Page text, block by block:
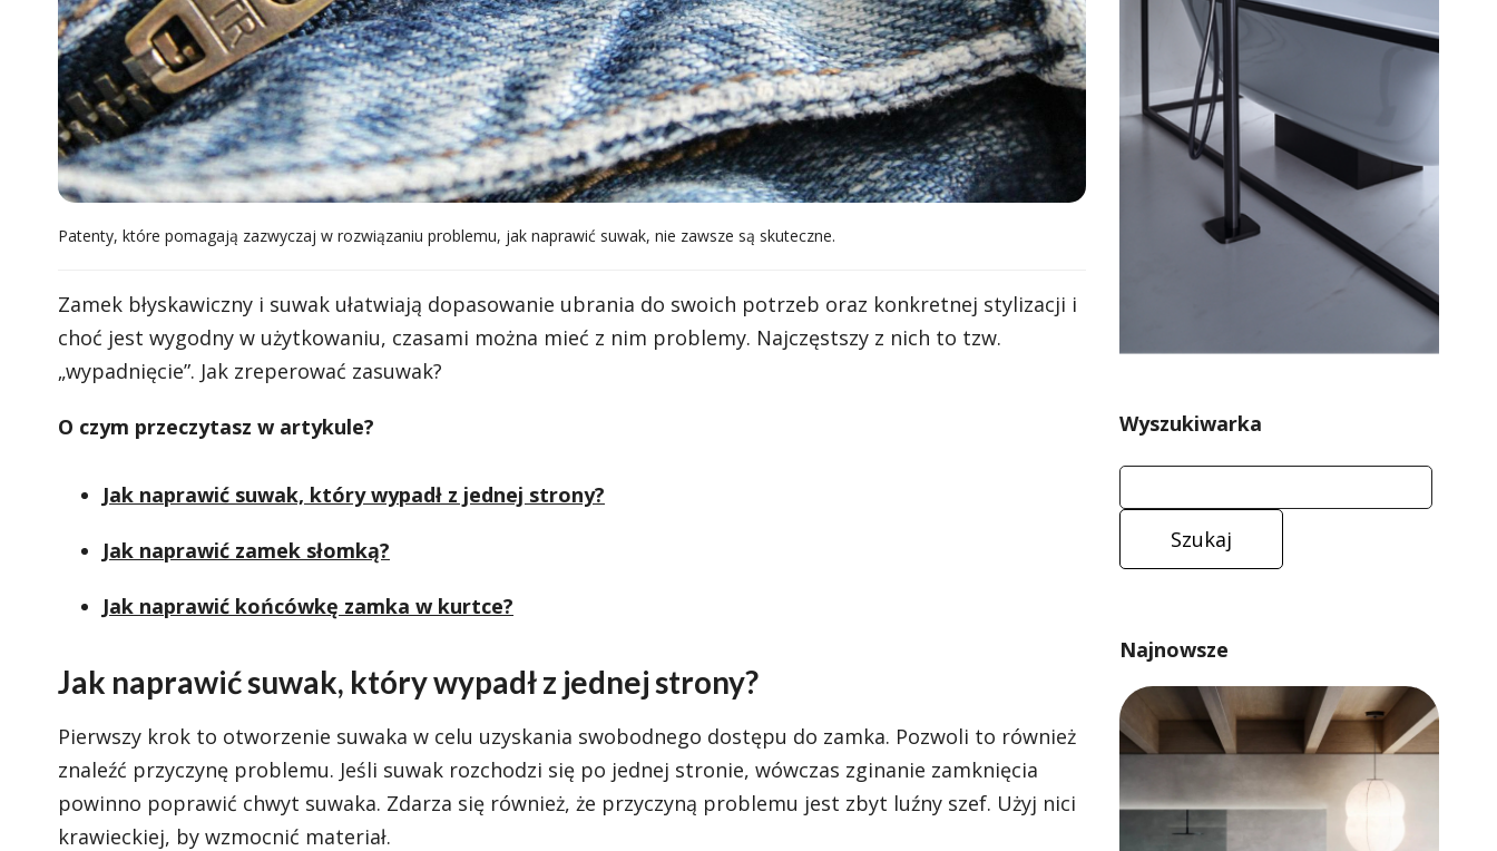
Patenty, które pomagają zazwyczaj w rozwiązaniu problemu, jak naprawić suwak, nie zawsze są skuteczne.
Zamek błyskawiczny i suwak ułatwiają dopasowanie ubrania do swoich potrzeb oraz konkretnej stylizacji i
choć jest wygodny w użytkowaniu, czasami można mieć z nim problemy. Najczęstszy z nich to tzw.
„wypadnięcie”. Jak zreperować zasuwak?
O czym przeczytasz w artykule?
Jak naprawić suwak, który wypadł z jednej strony?
Jak naprawić zamek słomką?
Jak naprawić końcówkę zamka w kurtce?
Jak naprawić suwak, który wypadł z jednej strony?
Pierwszy krok to otworzenie suwaka w celu uzyskania swobodnego dostępu do zamka. Pozwoli to również
znaleźć przyczynę problemu. Jeśli suwak rozchodzi się po jednej stronie, wówczas zginanie zamknięcia
powinno poprawić chwyt suwaka. Zdarza się również, że przyczyną problemu jest zbyt luźny szef. Użyj nici
krawieckiej, by wzmocnić materiał.
Wyszukiwarka
Najnowsze